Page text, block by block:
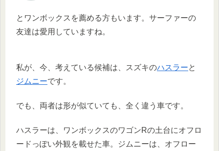
とワンボックスを薦める方もいます。サーファーの
友達は愛用していますね。
私が、今、考えている候補は、スズキのハスラーと
ジムニーです。
でも、両者は形が似ていても、全く違う車です。
ハスラーは、ワンボックスのワゴンRの土台にオフロ
ードっぽい外観を載せた車。ジムニーは、オフロー